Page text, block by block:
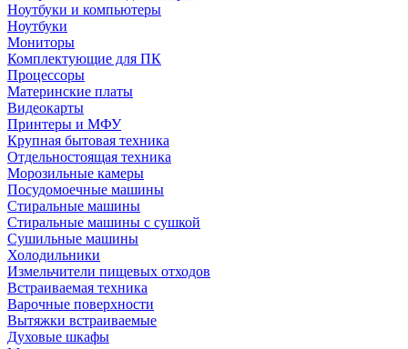
Ноутбуки и компьютеры
Ноутбуки
Мониторы
Комплектующие для ПК
Процессоры
Материнские платы
Видеокарты
Принтеры и МФУ
Крупная бытовая техника
Отдельностоящая техника
Морозильные камеры
Посудомоечные машины
Стиральные машины
Стиральные машины с сушкой
Сушильные машины
Холодильники
Измельчители пищевых отходов
Встраиваемая техника
Варочные поверхности
Вытяжки встраиваемые
Духовые шкафы